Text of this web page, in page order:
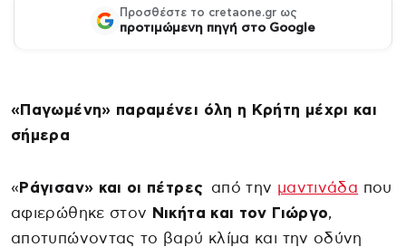
Προσθέστε το cretaone.gr ως
προτιμώμενη πηγή στο Google
«Παγωμένη» παραμένει όλη η Κρήτη μέχρι και
σήμερα
« Ράγισαν» και οι πέτρες από την μαντινάδα που
αφιερώθηκε στον Νικήτα και τον Γιώργο,
αποτυπώνοντας το βαρύ κλίμα και την οδύνη